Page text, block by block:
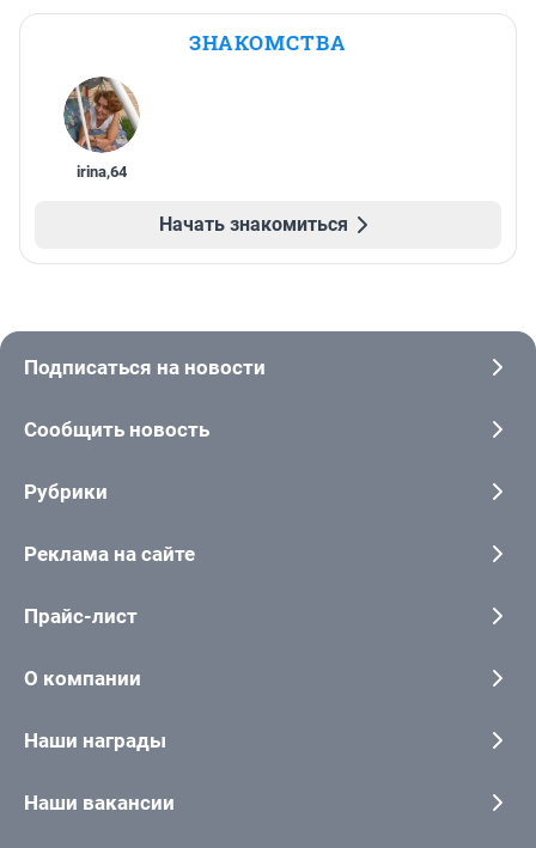
ЗНАКОМСТВА
irina,64
Начать знакомиться
Подписаться на новости
Сообщить новость
Рубрики
Реклама на сайте
Прайс-лист
О компании
Наши награды
Наши вакансии